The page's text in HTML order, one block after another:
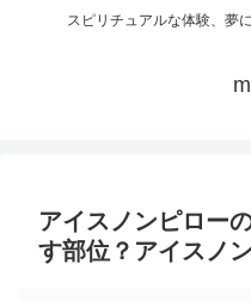
スピリチュアルな体験、夢
アイスノンピロー
す部位？アイスノ